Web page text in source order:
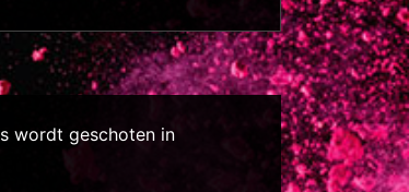
wordt geschoten in